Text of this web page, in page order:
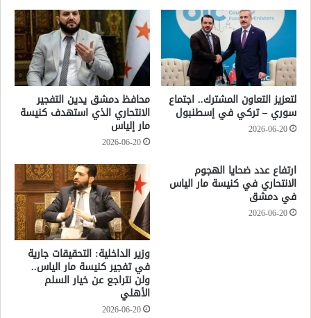
لتعزيز التعاون المشترك.. اجتماع
سوري – تركي في إسطنبول
2026-06-20
محافظ دمشق يدين التفجير
الانتحاري الذي استهدف كنيسة
مار إلياس
2026-06-20
ارتفاع عدد ضحايا الهجوم
الانتحاري في كنيسة مار الياس
في دمشق
2026-06-20
وزير الداخلية: التحقيقات جارية
في تفجير كنيسة مار الياس..
ولن نتراجع عن خيار السلم
الأهلي
2026-06-20